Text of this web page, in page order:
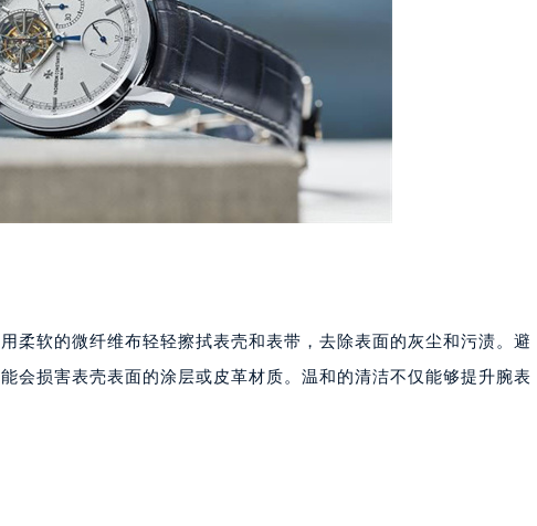
柔软的微纤维布轻轻擦拭表壳和表带，去除表面的灰尘和污渍。避
会损害表壳表面的涂层或皮革材质。温和的清洁不仅能够提升腕表